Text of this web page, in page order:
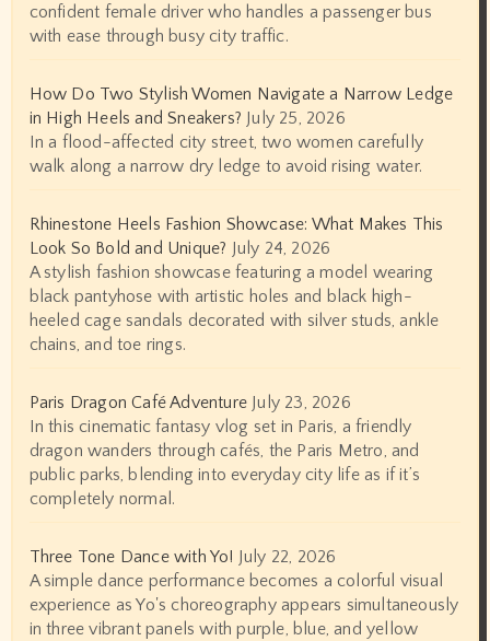
confident female driver who handles a passenger bus
with ease through busy city traffic.
How Do Two Stylish Women Navigate a Narrow Ledge
in High Heels and Sneakers? July 25, 2026
In a flood-affected city street, two women carefully
walk along a narrow dry ledge to avoid rising water.
Rhinestone Heels Fashion Showcase: What Makes This
Look So Bold and Unique? July 24, 2026
A stylish fashion showcase featuring a model wearing
black pantyhose with artistic holes and black high-
heeled cage sandals decorated with silver studs, ankle
chains, and toe rings.
Paris Dragon Café Adventure July 23, 2026
In this cinematic fantasy vlog set in Paris, a friendly
dragon wanders through cafés, the Paris Metro, and
public parks, blending into everyday city life as if it’s
completely normal.
Three Tone Dance with Yo! July 22, 2026
A simple dance performance becomes a colorful visual
experience as Yo's choreography appears simultaneously
in three vibrant panels with purple, blue, and yellow